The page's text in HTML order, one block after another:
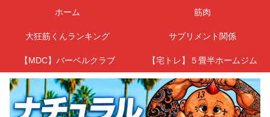
ホーム 筋肉
大狂筋くんランキング サプリメント関係
【MDC】バーベルクラブ 【宅トレ】５畳半ホームジム